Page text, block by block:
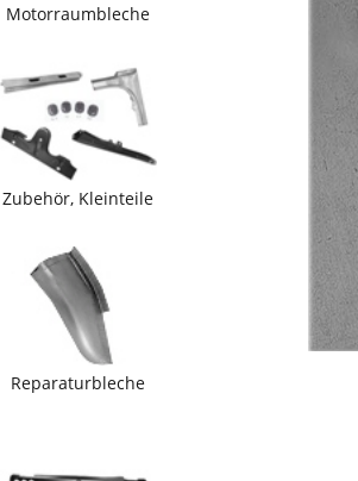
Motorraumbleche
Zubehör, Kleinteile
Reparaturbleche